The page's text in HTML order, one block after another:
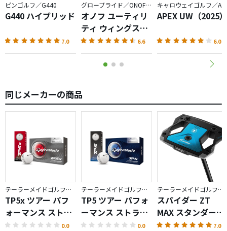
ピンゴルフ／G440
G440 ハイブリッド
7.0
グローブライド／ONOFF AKA
オノフ ユーティリ
ティ ウィングス
AKA（2026）
6.6
APEX UW（2025）
6.0
同じメーカーの商品
テーラーメイドゴルフ／TP5
TP5x ツアー パフ
ォーマンス ストラ
イプ ボール
0.0
テーラーメイドゴルフ／TP5
TP5 ツアー パフォ
ーマンス ストライ
プ ボール
0.0
テーラーメイドゴルフ／Spider ZT
スパイダー ZT
MAX スタンダード
パター
7.0